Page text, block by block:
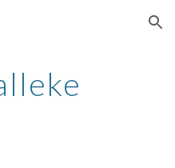
Skip to navigation